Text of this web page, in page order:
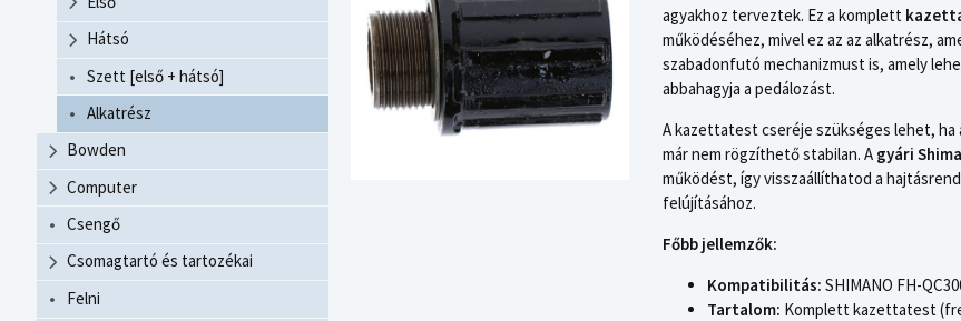
Hátsó
Szett [első + hátsó]
Alkatrész
Bowden
Computer
Csengő
Csomagtartó és tartozékai
Felni
agyakhoz terveztek. Ez a komplett
működéséhez, mivel ez az az alkatrész,
szabadonfutó mechanizmust is, amely
abbahagyja a pedálozást.
A kazettatest cseréje szükséges lehet,
már nem rögzíthető stabilan. A gyári
működést, így visszaállíthatod a
felújításához.
Főbb jellemzők:
Kompatibilitás: SHIMANO FH-
Tartalom: Komplett kazettatest